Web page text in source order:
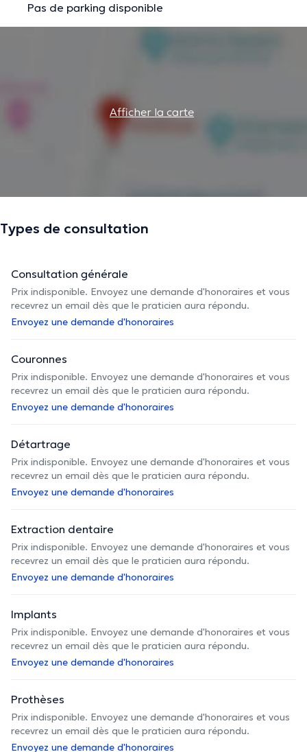
Pas de parking disponible
Afficher la carte
Types de consultation
Consultation générale
Prix indisponible. Envoyez une demande d'honoraires et vous
recevrez un email dès que le praticien aura répondu.
Envoyez une demande d'honoraires
Couronnes
Prix indisponible. Envoyez une demande d'honoraires et vous
recevrez un email dès que le praticien aura répondu.
Envoyez une demande d'honoraires
Détartrage
Prix indisponible. Envoyez une demande d'honoraires et vous
recevrez un email dès que le praticien aura répondu.
Envoyez une demande d'honoraires
Extraction dentaire
Prix indisponible. Envoyez une demande d'honoraires et vous
recevrez un email dès que le praticien aura répondu.
Envoyez une demande d'honoraires
Implants
Prix indisponible. Envoyez une demande d'honoraires et vous
recevrez un email dès que le praticien aura répondu.
Envoyez une demande d'honoraires
Prothèses
Prix indisponible. Envoyez une demande d'honoraires et vous
recevrez un email dès que le praticien aura répondu.
Envoyez une demande d'honoraires